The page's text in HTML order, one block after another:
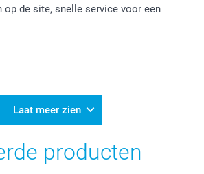
op de site, snelle service voor een
je reactie.
Laat meer zien
producten